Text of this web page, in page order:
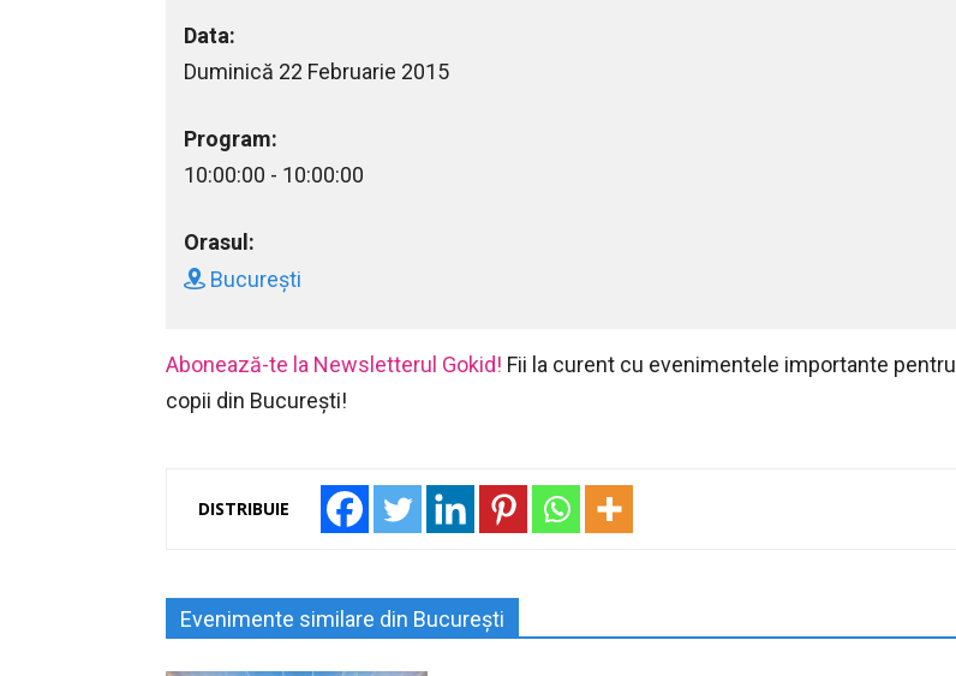
Data:
Duminică 22 Februarie 2015
Program:
10:00:00 - 10:00:00
Orasul:
București
Abonează-te la Newsletterul Gokid! Fii la curent cu evenimentele importante pentru
copii din București!
DISTRIBUIE
Evenimente similare din București